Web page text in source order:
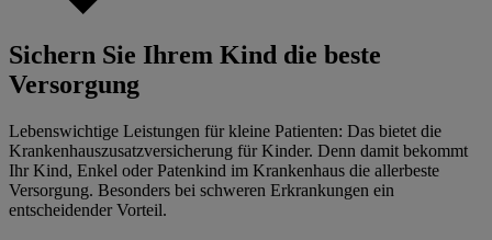
Sichern Sie Ihrem Kind die beste
Versorgung
Lebenswichtige Leistungen für kleine Patienten: Das bietet die
Krankenhauszusatzversicherung für Kinder. Denn damit bekommt
Ihr Kind, Enkel oder Patenkind im Krankenhaus die allerbeste
Versorgung. Besonders bei schweren Erkrankungen ein
entscheidender Vorteil.